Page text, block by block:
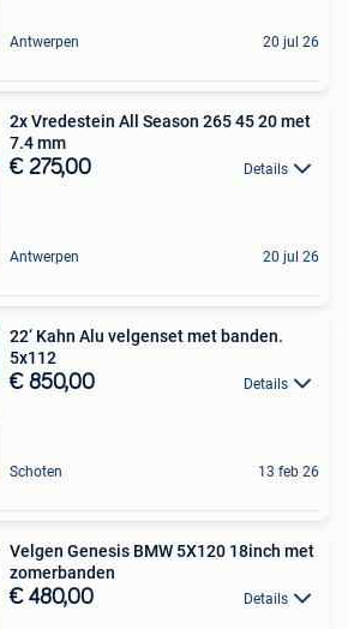
Antwerpen 20 jul 26
2x Vredestein All Season 265 45 20 met
7.4 mm
€ 275,00 Details
Antwerpen 20 jul 26
22‘ Kahn Alu velgenset met banden.
5x112
€ 850,00 Details
Schoten 13 feb 26
Velgen Genesis BMW 5X120 18inch met
zomerbanden
€ 480,00 Details